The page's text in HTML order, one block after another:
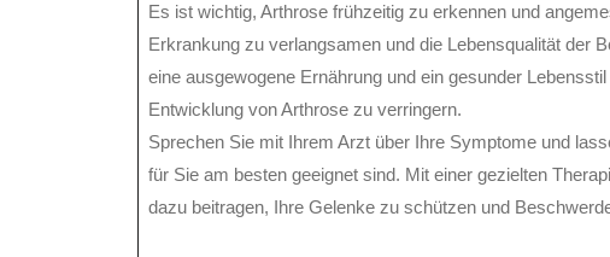
Es ist wichtig, Arthrose frühzeitig zu erkennen und
Erkrankung zu verlangsamen und die Lebensqualität der
eine ausgewogene Ernährung und ein gesunder
Entwicklung von Arthrose zu verringern.
Sprechen Sie mit Ihrem Arzt über Ihre Symptome und
für Sie am besten geeignet sind. Mit einer gezielten
dazu beitragen, Ihre Gelenke zu schützen und